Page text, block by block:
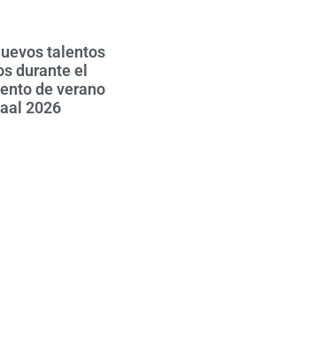
talentos
durante el
de verano
2026